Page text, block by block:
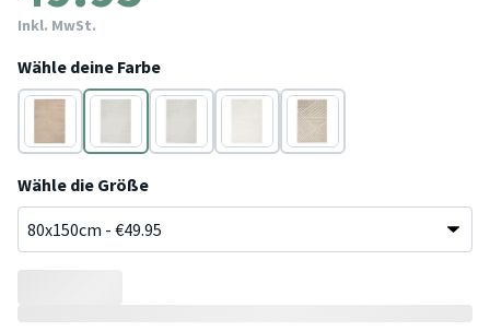
Inkl. MwSt.
Wähle deine Farbe
Taupe Weiß Taupe Weiß
Taupe
Wähle die Größe